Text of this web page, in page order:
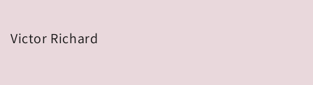
Victor Richard